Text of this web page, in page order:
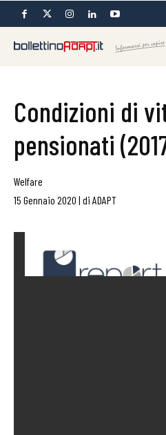
Condizioni di
pensionati
Welfare
15 Gennaio 2020 | di ADAPT